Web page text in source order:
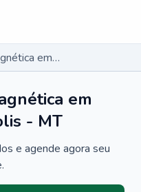
Ressonância Magnética em Rondonópolis - MT
em
- MT
e agende agora seu